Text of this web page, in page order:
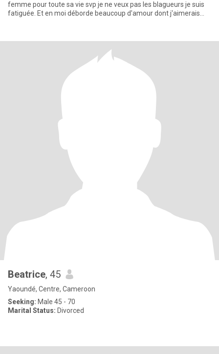
femme pour toute sa vie svp je ne veux pas les blagueurs je suis
fatiguée. Et en moi déborde beaucoup d'amour dont j'aimerais
Beatrice, 45
Yaoundé, Centre, Cameroon
Seeking: Male 45 - 70
Marital Status: Divorced